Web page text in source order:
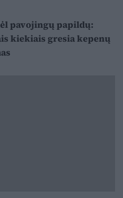
pavojingų papildų:
kiekiais gresia kepenų